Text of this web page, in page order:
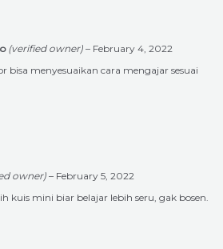
(verified owner) – February 4, 2022
bisa menyesuaikan cara mengajar sesuai
owner)– February 5, 2022
kuis mini biar belajar lebih seru, gak bosen.